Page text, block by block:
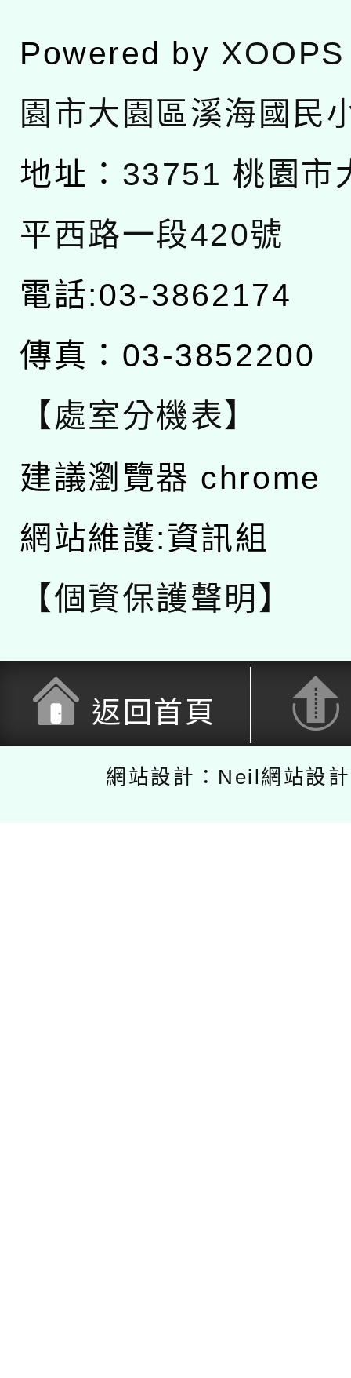
Powered by XOOPS
園市大園區溪海國民
地址： 33751 桃園市
平西路一段420號
電話:03-3862174
傳真：03-3852200
【處室分機表】
建議瀏覽器 chrome
網站維護:資訊組
【個資保護聲明】
返回首頁
網站設計：Neil網站設